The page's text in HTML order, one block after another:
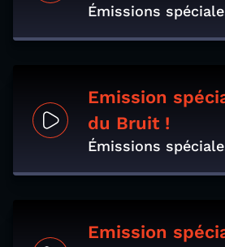
Émissions
Emission
du Bruit !
Émissions
Emission